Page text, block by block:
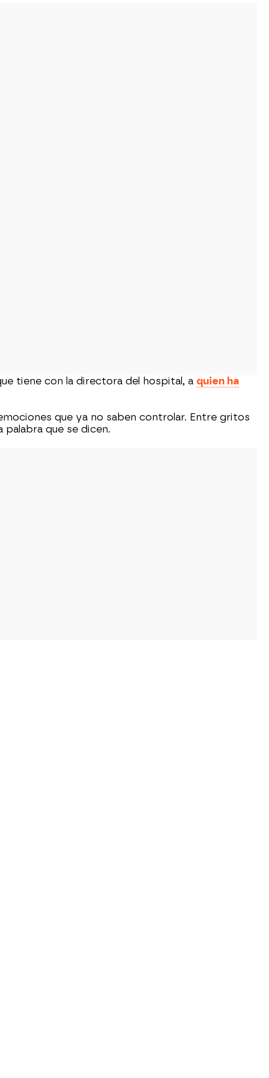
tiene con la directora del hospital, a quien ha
que ya no saben controlar. Entre gritos
palabra que se dicen.